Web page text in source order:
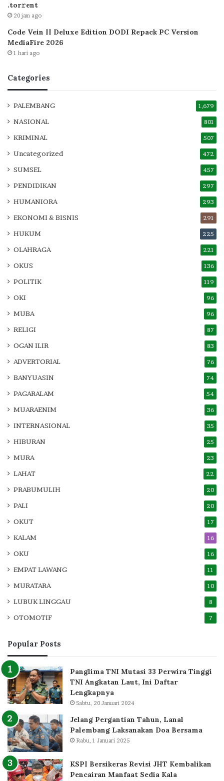
.tоr𝚛еnt
20 jam ago
Code Vein II Deluxe Edition DODI Repack PC Version
MediaFire 2026
1 hari ago
Categories
PALEMBANG 1,679
NASIONAL 801
KRIMINAL 507
Uncategorized 472
SUMSEL 457
PENDIDIKAN 297
HUMANIORA 293
EKONOMI & BISNIS 291
HUKUM 225
OLAHRAGA 221
OKUS 136
POLITIK 119
OKI 96
MUBA 96
RELIGI 87
OGAN ILIR 83
ADVERTORIAL 76
BANYUASIN 74
PAGARALAM 54
MUARAENIM 36
INTERNASIONAL 35
HIBURAN 25
MURA 23
LAHAT 22
PRABUMULIH 20
PALI 20
OKUT 17
KALAM 16
OKU 16
EMPAT LAWANG 11
MURATARA 10
LUBUK LINGGAU 8
OTOMOTIF 7
Popular Posts
Panglima TNI Mutasi 33 Perwira Tinggi
TNI Angkatan Laut, Ini Daftar
Lengkapnya
Sabtu, 20 Januari 2024
Jelang Pergantian Tahun, Lanal
Palembang Laksanakan Doa Bersama
Rabu, 1 Januari 2025
KSPI Bersikeras Revisi JHT Kembalikan
Pencairan Manfaat Sedia Kala